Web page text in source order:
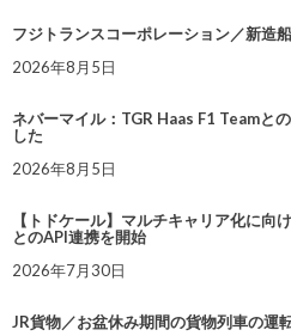
フジトランスコーポレーション／新造
2026年8月5日
ネバーマイル：TGR Haas F1 Teamと
した
2026年8月5日
【トドケール】マルチキャリア化に
とのAPI連携を開始
2026年7月30日
JR貨物／お盆休み期間の貨物列車の運